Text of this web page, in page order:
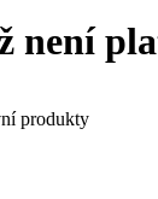
není
produkty